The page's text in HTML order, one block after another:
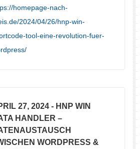
homepage-nach-
2024/04/26/hnp-win-
tool-eine-revolution-fuer-
27, 2024 - HNP WIN
HANDLER –
WORDPRESS &